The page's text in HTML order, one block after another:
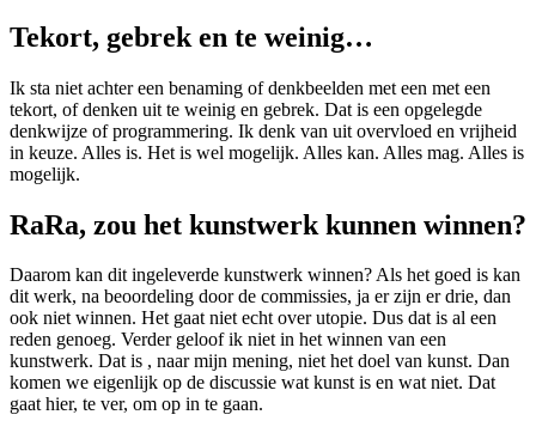
Tekort, gebrek en te weinig…
Ik sta niet achter een benaming of denkbeelden met een met een
tekort, of denken uit te weinig en gebrek. Dat is een opgelegde
denkwijze of programmering. Ik denk van uit overvloed en vrijheid
in keuze. Alles is. Het is wel mogelijk. Alles kan. Alles mag. Alles is
mogelijk.
RaRa, zou het kunstwerk kunnen winnen?
Daarom kan dit ingeleverde kunstwerk winnen? Als het goed is kan
dit werk, na beoordeling door de commissies, ja er zijn er drie, dan
ook niet winnen. Het gaat niet echt over utopie. Dus dat is al een
reden genoeg. Verder geloof ik niet in het winnen van een
kunstwerk. Dat is , naar mijn mening, niet het doel van kunst. Dan
komen we eigenlijk op de discussie wat kunst is en wat niet. Dat
gaat hier, te ver, om op in te gaan.